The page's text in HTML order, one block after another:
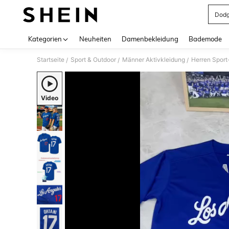
Kategorien Neuheiten Damenbekleidung Bademode
Startseite / Sport & Outdoor / Männer Aktivkleidung / Herren
Video